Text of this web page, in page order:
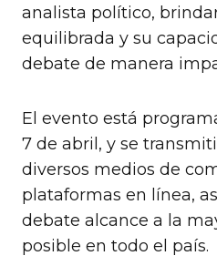
analista político,
equilibrada y su
debate de manera
El evento está
7 de abril, y se
diversos medios de
plataformas en línea,
debate alcance a la
posible en todo el país.